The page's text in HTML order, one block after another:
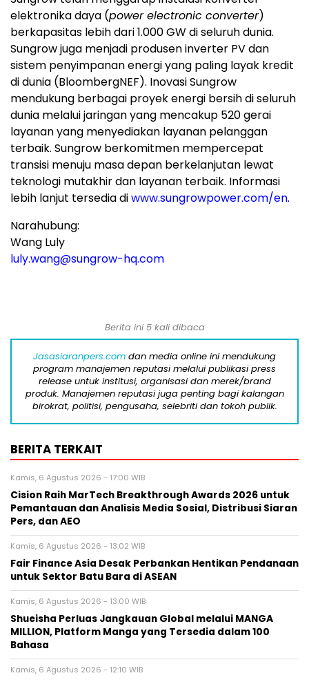
elektronika daya (power electronic converter)
berkapasitas lebih dari 1.000 GW di seluruh dunia.
Sungrow juga menjadi produsen inverter PV dan
sistem penyimpanan energi yang paling layak kredit
di dunia (BloombergNEF). Inovasi Sungrow
mendukung berbagai proyek energi bersih di seluruh
dunia melalui jaringan yang mencakup 520 gerai
layanan yang menyediakan layanan pelanggan
terbaik. Sungrow berkomitmen mempercepat
transisi menuju masa depan berkelanjutan lewat
teknologi mutakhir dan layanan terbaik. Informasi
lebih lanjut tersedia diwww.sungrowpower.com/en.
Narahubung:
Wang Luly
luly.wang@sungrow-hq.com
Berita ini 5 kali dibaca
Jasasiaranpers.com dan media online ini mendukung
program manajemen reputasi melalui publikasi press
release untuk institusi, organisasi dan merek/brand
produk. Manajemen reputasi juga penting bagi kalangan
birokrat, politisi, pengusaha, selebriti dan tokoh publik.
BERITA TERKAIT
Kamis, 6 Agustus 2026 - 17:00 WIB
Cision Raih MarTech Breakthrough Awards 2026 untuk
Pemantauan dan Analisis Media Sosial, Distribusi Siaran
Pers, dan AEO
Kamis, 6 Agustus 2026 - 13:02 WIB
Fair Finance Asia Desak Perbankan Hentikan Pendanaan
untuk Sektor Batu Bara di ASEAN
Kamis, 6 Agustus 2026 - 13:00 WIB
Shueisha Perluas Jangkauan Global melalui MANGA
MILLION, Platform Manga yang Tersedia dalam 100
Bahasa
Kamis, 6 Agustus 2026 - 12:10 WIB